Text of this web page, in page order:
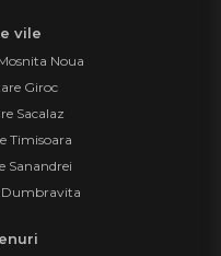
vile
Noua
Giroc
Sacalaz
Timisoara
Sanandrei
Dumbravita